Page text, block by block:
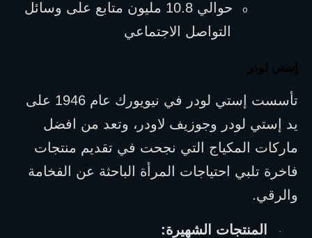
o
التواصل الاجتماعي
إستي لودر
والرقي.
· المنتجات الشهيرة: